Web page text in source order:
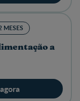
MESES
a